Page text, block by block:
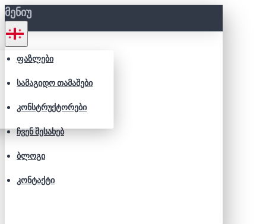
ᲛᲔᲜᲘᲣ
ᲤᲐᲖᲚᲔᲑᲘ
ᲡᲐᲛᲐᲒᲘᲓᲝ ᲗᲐᲛᲐᲨᲔᲑᲘ
ᲙᲝᲜᲡᲢᲠᲣᲥᲢᲝᲠᲔᲑᲘ
ᲩᲕᲔᲜ ᲨᲔᲡᲐᲮᲔᲑ
ᲑᲚᲝᲒᲘ
ᲙᲝᲜᲢᲐᲥᲢᲘ